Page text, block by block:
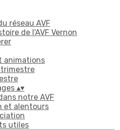
réseau AVF
de l'AVF Vernon
animations
trimestre
▴▾
notre AVF
et alentours
utiles